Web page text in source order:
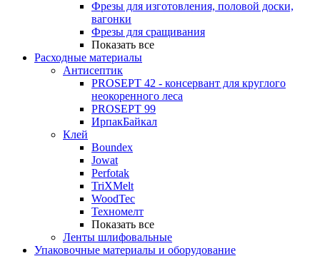
Фрезы для изготовления, половой доски,
вагонки
Фрезы для сращивания
Показать все
Расходные материалы
Антисептик
PROSEPT 42 - консервант для круглого
неокоренного леса
PROSEPT 99
ИрпакБайкал
Клей
Boundex
Jowat
Perfotak
TriXMelt
WoodTec
Техномелт
Показать все
Ленты шлифовальные
Упаковочные материалы и оборудование